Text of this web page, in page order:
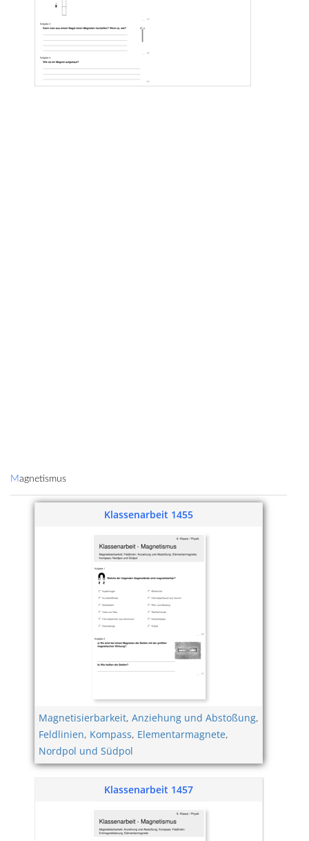
Magnetismus
Klassenarbeit 1455
Magnetisierbarkeit, Anziehung und Abstoßung,
Feldlinien, Kompass, Elementarmagnete,
Nordpol und Südpol
Klassenarbeit 1457